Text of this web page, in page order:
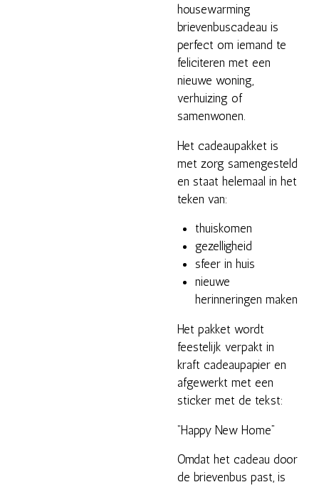
housewarming
brievenbuscadeau is
perfect om iemand te
feliciteren met een
nieuwe woning,
verhuizing of
samenwonen.
Het cadeaupakket is
met zorg samengesteld
en staat helemaal in het
teken van:
thuiskomen
gezelligheid
sfeer in huis
nieuwe
herinneringen maken
Het pakket wordt
feestelijk verpakt in
kraft cadeaupapier en
afgewerkt met een
sticker met de tekst:
“Happy New Home”
Omdat het cadeau door
de brievenbus past, is